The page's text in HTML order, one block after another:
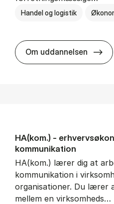
Handel og logistik
Om uddannelsen
HA(kom.) -
kommunikation
HA(kom.) lærer dig at
kommunikation i
organisationer. Du lærer
mellem en virksomheds…